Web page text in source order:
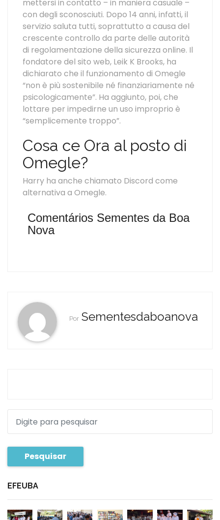
mettersi in contatto – in maniera casuale –
con degli sconosciuti. Dopo 14 anni, infatti, il
servizio saluta tutti, soprattutto a causa del
crescente controllo da parte delle autorità
di regolamentazione della sicurezza online. Il
fondatore del sito web, Leik K Brooks, ha
dichiarato che il funzionamento di Omegle
“non è più sostenibile né finanziariamente né
psicologicamente”. Ha aggiunto, poi, che
lottare per impedirne un uso improprio è
“semplicemente troppo”.
Cosa ce Ora al posto di
Omegle?
Harry ha anche chiamato Discord come
alternativa a Omegle.
Comentários Sementes da Boa
Nova
Por Sementesdaboanova
Pesquisar
EFEUBA